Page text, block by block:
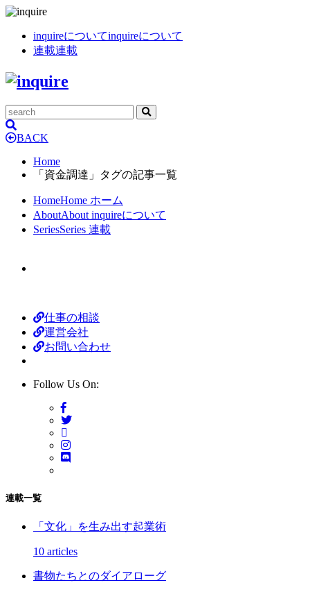
inquireについてinquireについて
連載連載
BACK
Home
「資金調達」タグの記事一覧
HomeHome ホーム
AboutAbout inquireについて
SeriesSeries 連載
仕事の相談
運営会社
お問い合わせ
Follow Us On:
連載一覧
「文化」を生み出す起業術
10 articles
書物たちとのダイアローグ